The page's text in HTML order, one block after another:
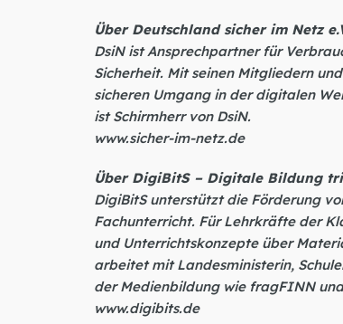
Über Deutschland sicher im Netz
DsiN ist Ansprechpartner für
Sicherheit. Mit seinen Mitgliedern
sicheren Umgang in der digitalen
ist Schirmherr von DsiN.
www.sicher-im-netz.de
Über DigiBitS – Digitale Bildung
DigiBitS unterstützt die Förderung
Fachunterricht. Für Lehrkräfte der
und Unterrichtskonzepte über
arbeitet mit Landesministerin,
der Medienbildung wie fragFINN
www.digibits.de